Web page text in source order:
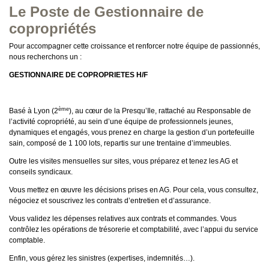
Le Poste de Gestionnaire de
copropriétés
Pour accompagner cette croissance et renforcer notre équipe de passionnés,
nous recherchons un :
GESTIONNAIRE DE COPROPRIETES H/F
Basé à Lyon (2ème), au cœur de la Presqu’Ile, rattaché au Responsable de
l’activité copropriété, au sein d’une équipe de professionnels jeunes,
dynamiques et engagés, vous prenez en charge la gestion d’un portefeuille
sain, composé de 1 100 lots, repartis sur une trentaine d’immeubles.
Outre les visites mensuelles sur sites, vous préparez et tenez les AG et
conseils syndicaux.
Vous mettez en œuvre les décisions prises en AG. Pour cela, vous consultez,
négociez et souscrivez les contrats d’entretien et d’assurance.
Vous validez les dépenses relatives aux contrats et commandes. Vous
contrôlez les opérations de trésorerie et comptabilité, avec l’appui du service
comptable.
Enfin, vous gérez les sinistres (expertises, indemnités…).